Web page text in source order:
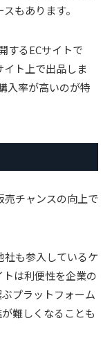
もあります。
するECサイトで
イト上で出品しま
入率が高いのが特
売チャンスの向上で
社も参入しているケ
は利便性を企業の
プラットフォーム
難しくなることも